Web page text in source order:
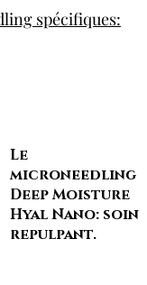
spécifiques:
Le
microneedling
Deep Moisture
Hyal Nano: soin
repulpant.